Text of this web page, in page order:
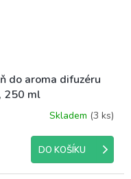
do aroma difuzéru
250 ml
Skladem (3 ks)
DO KOŠÍKU